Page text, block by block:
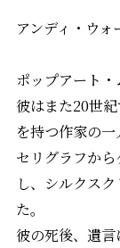
アンディ・ウォ
ポップアート・
彼はまた20世
を持つ作家の一
セリグラフか
し、シルクス
た。
彼の死後、遺